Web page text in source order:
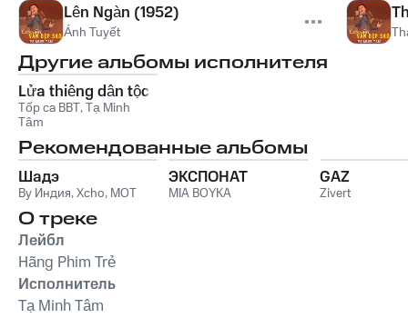
Lên Ngàn (1952)
Ánh Tuyết
Другие альбомы исполнителя
Lửa thiêng dân tộc
Tốp ca BBT,Tạ Minh
Tâm
Рекомендованные альбомы
Шадэ
By Индия,Xcho, MOT
ЭКСПОНАТ
MIA BOYKA
GAZ
Zivert
О треке
Лейбл
Hãng Phim Trẻ
Исполнитель
Tạ Minh Tâm